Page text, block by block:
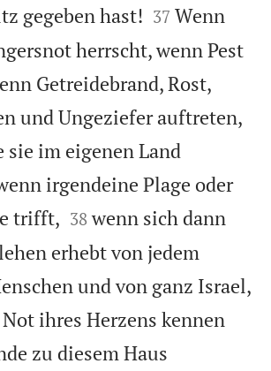
gegeben hast! 

37 Wenn
herrscht, wenn Pest
Getreidebrand, Rost,
und Ungeziefer auftreten,
sie im eigenen Land
irgendeine Plage oder
trifft, 

38 wenn sich dann
erhebt von jedem
und von ganz Israel,
ihres Herzens kennen
zu diesem Haus